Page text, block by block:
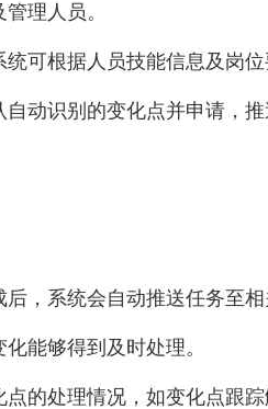
理人员。
可根据人员技能信息及岗
动识别的变化点并申请，
，系统会自动推送任务至
能够得到及时处理。
的处理情况，如变化点跟